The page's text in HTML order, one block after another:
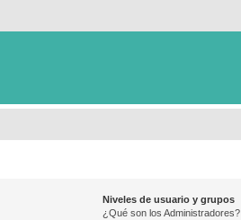
Niveles de usuario y grupos
¿Qué son los Administradores?